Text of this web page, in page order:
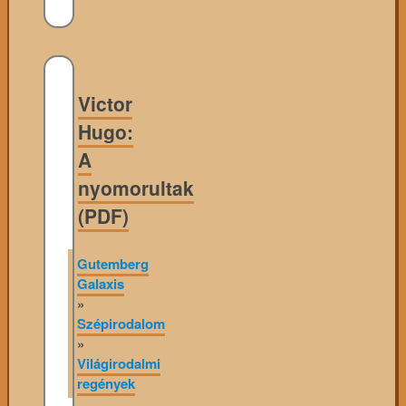
Victor
Hugo:
A
nyomorultak
(PDF)
Gutemberg
Galaxis
»
Szépirodalom
»
Világirodalmi
regények